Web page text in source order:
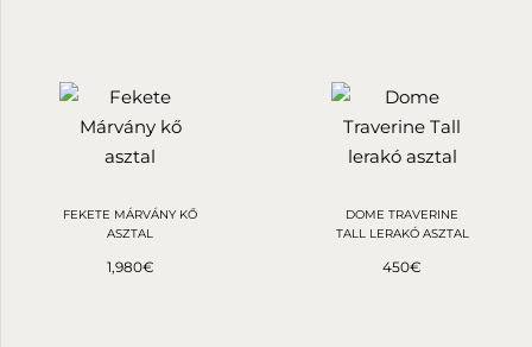
FEKETE MÁRVÁNY KŐ
ASZTAL
1,980€
DOME TRAVERINE
TALL LERAKÓ ASZTAL
450€